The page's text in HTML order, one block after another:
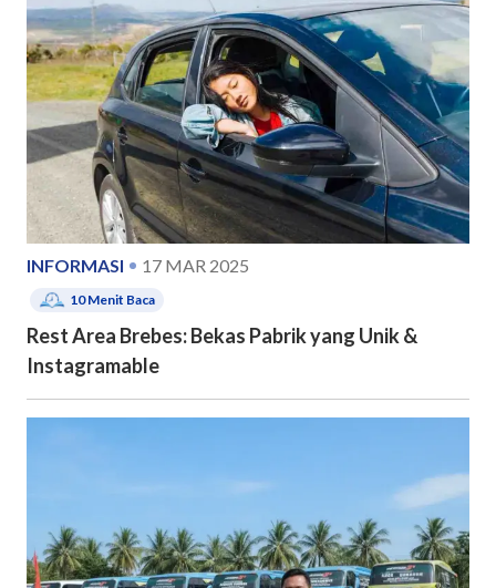
INFORMASI 17 MAR 2025
10Menit Baca
Rest Area Brebes: Bekas Pabrik yang Unik &
Instagramable